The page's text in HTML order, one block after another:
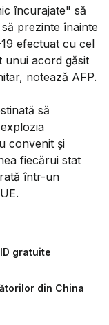
încurajate" să
prezinte înainte
efectuat cu cel
unui acord găsit
notează AFP.
să
convenit şi
fiecărui stat
într-un
gratuite
din China